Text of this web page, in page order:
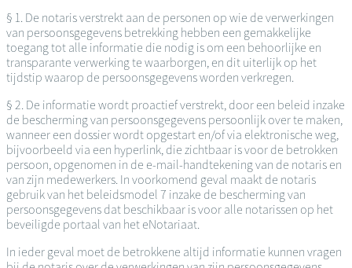
§ 1. De notaris verstrekt aan de personen op wie de verwerkingen
van persoonsgegevens betrekking hebben een gemakkelijke
toegang tot alle informatie die nodig is om een behoorlijke en
transparante verwerking te waarborgen, en dit uiterlijk op het
tijdstip waarop de persoonsgegevens worden verkregen.
§ 2. De informatie wordt proactief verstrekt, door een beleid inzake
de bescherming van persoonsgegevens persoonlijk over te maken,
wanneer een dossier wordt opgestart en/of via elektronische weg,
bijvoorbeeld via een hyperlink, die zichtbaar is voor de betrokken
persoon, opgenomen in de e-mail-handtekening van de notaris en
van zijn medewerkers. In voorkomend geval maakt de notaris
gebruik van het beleidsmodel 7 inzake de bescherming van
persoonsgegevens dat beschikbaar is voor alle notarissen op het
beveiligde portaal van het eNotariaat.
In ieder geval moet de betrokkene altijd informatie kunnen vragen